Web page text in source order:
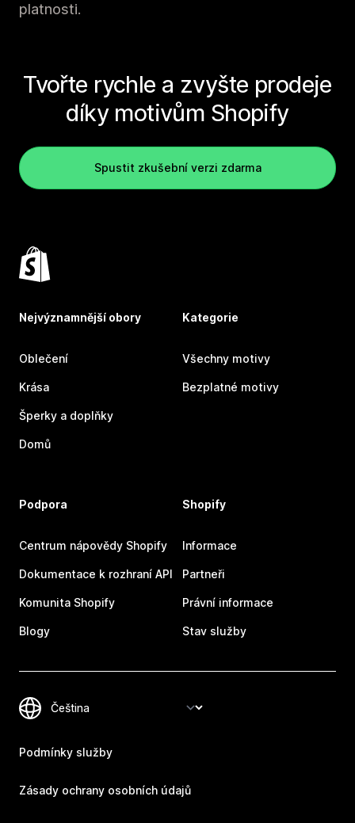
platnosti.
Tvořte rychle a zvyšte prodeje
díky motivům Shopify
Spustit zkušební verzi zdarma
Nejvýznamnější obory
Oblečení
Krása
Šperky a doplňky
Domů
Kategorie
Všechny motivy
Bezplatné motivy
Podpora
Centrum nápovědy Shopify
Dokumentace k rozhraní API
Komunita Shopify
Blogy
Shopify
Informace
Partneři
Právní informace
Stav služby
Podmínky služby
Zásady ochrany osobních údajů